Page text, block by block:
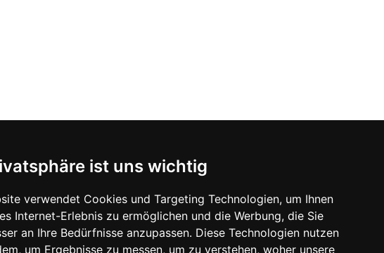
ist uns wichtig
verwendet Cookies und Targeting Technologien, um Ihnen
Internet-Erlebnis zu ermöglichen und die Werbung, die Sie
an Ihre Bedürfnisse anzupassen. Diese Technologien nutzen
um Ergebnisse zu messen, um zu verstehen, woher unsere